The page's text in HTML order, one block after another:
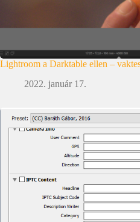
Lightroom a Darktable ellen –
2022. január 17.